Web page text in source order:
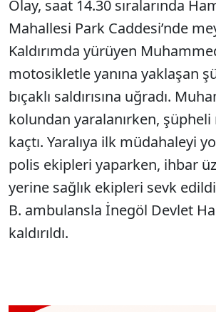
Olay, saat 14.30 sıralarında
Mahallesi Park Caddesi’nde
Kaldırımda yürüyen
motosikletle yanına yaklaşan
bıçaklı saldırısına uğradı.
kolundan yaralanırken,
kaçtı. Yaralıya ilk müdahaleyi
polis ekipleri yaparken, ihbar
yerine sağlık ekipleri sevk
B. ambulansla İnegöl Devlet
kaldırıldı.